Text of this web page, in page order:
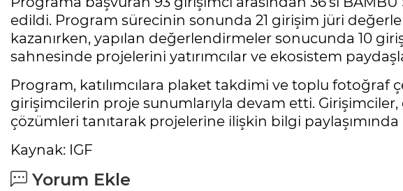
edildi. Program sürecinin sonunda 21 girişim jüri
kazanırken, yapılan değerlendirmeler sonucunda 10
sahnesinde projelerini yatırımcılar ve ekosistem
Program, katılımcılara plaket takdimi ve toplu fotoğraf
girişimcilerin proje sunumlarıyla devam etti.
çözümleri tanıtarak projelerine ilişkin bilgi
Kaynak: IGF
Yorum Ekle